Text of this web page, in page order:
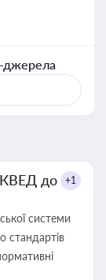
джерела
КВЕД до
+1
системи
стандартів